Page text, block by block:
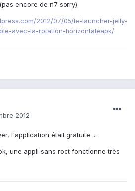
encore de n7 sorry)
2012/07/05/le-launcher-jelly-
avec-la-rotation-horizontaleapk/
2012
l'application était gratuite ...
une appli sans root fonctionne très